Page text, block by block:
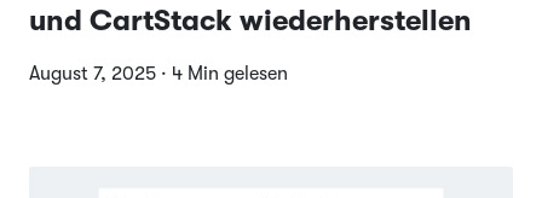
und CartStack wiederherstellen
August 7, 2025 · 4 Min gelesen